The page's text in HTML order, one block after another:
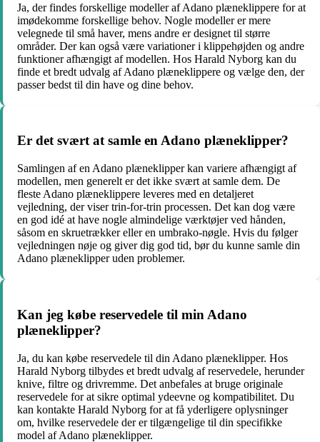
Ja, der findes forskellige modeller af Adano plæneklippere for at
imødekomme forskellige behov. Nogle modeller er mere
velegnede til små haver, mens andre er designet til større
områder. Der kan også være variationer i klippehøjden og andre
funktioner afhængigt af modellen. Hos Harald Nyborg kan du
finde et bredt udvalg af Adano plæneklippere og vælge den, der
passer bedst til din have og dine behov.
Er det svært at samle en Adano plæneklipper?
Samlingen af en Adano plæneklipper kan variere afhængigt af
modellen, men generelt er det ikke svært at samle dem. De
fleste Adano plæneklippere leveres med en detaljeret
vejledning, der viser trin-for-trin processen. Det kan dog være
en god idé at have nogle almindelige værktøjer ved hånden,
såsom en skruetrækker eller en umbrako-nøgle. Hvis du følger
vejledningen nøje og giver dig god tid, bør du kunne samle din
Adano plæneklipper uden problemer.
Kan jeg købe reservedele til min Adano
plæneklipper?
Ja, du kan købe reservedele til din Adano plæneklipper. Hos
Harald Nyborg tilbydes et bredt udvalg af reservedele, herunder
knive, filtre og drivremme. Det anbefales at bruge originale
reservedele for at sikre optimal ydeevne og kompatibilitet. Du
kan kontakte Harald Nyborg for at få yderligere oplysninger
om, hvilke reservedele der er tilgængelige til din specifikke
model af Adano plæneklipper.